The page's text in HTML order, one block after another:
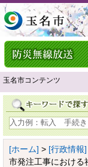
玉名市コンテンツ
[ホーム] > [行政情報]
市発注工事における